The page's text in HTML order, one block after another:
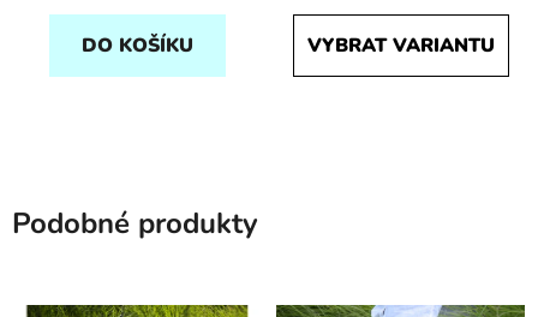
DO KOŠÍKU VYBRAT VARIANTU
Podobné produkty